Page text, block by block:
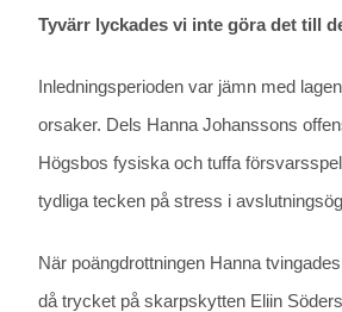
Tyvärr lyckades vi inte göra det till
Inledningsperioden var jämn med
orsaker. Dels Hanna Johanssons
Högsbos fysiska och tuffa
tydliga tecken på stress i
När poängdrottningen Hanna
då trycket på skarpskytten Eliin